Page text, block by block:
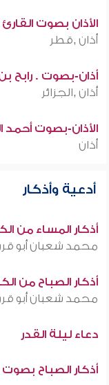
الأذان بصوت
أذان ,قطر
أذان-بصوت . رابح بن
أذان ,الجزائر
الأذان-بصوت أحمد
أذان
أدعية وأذكار
أذكار المساء من
محمد شعبان أبو
أذكار الصباح من
محمد شعبان أبو
دعاء ليلة القدر
أذكار الصباح بصوت